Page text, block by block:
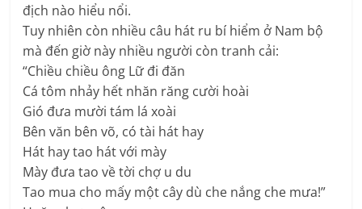
địch nào hiểu nổi.
Tuy nhiên còn nhiều câu hát ru bí hiểm ở Nam bộ
mà đến giờ này nhiều người còn tranh cải:
“Chiều chiều ông Lữ đi đăn
Cá tôm nhảy hết nhăn răng cười hoài
Gió đưa mười tám lá xoài
Bên văn bên võ, có tài hát hay
Hát hay tao hát với mày
Mày đưa tao về tời chợ u du
Tao mua cho mấy một cây dù che nắng che mưa!”